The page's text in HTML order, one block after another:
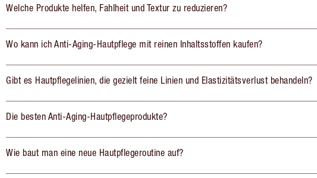
Welche Produkte helfen, Fahlheit und Textur zu reduzieren?
Wo kann ich Anti-Aging-Hautpflege mit reinen Inhaltsstoffen kaufen?
Gibt es Hautpflegelinien, die gezielt feine Linien und Elastizitätsverlust behandeln?
Die besten Anti-Aging-Hautpflegeprodukte?
Wie baut man eine neue Hautpflegeroutine auf?